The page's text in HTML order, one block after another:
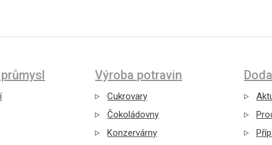
Výroba potravin
Cukrovary
Čokoládovny
Konzervárny